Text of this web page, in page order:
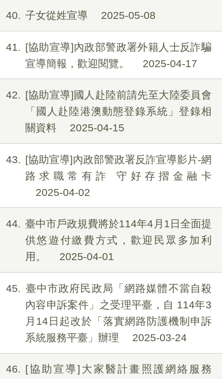
40 子女從姓宣導 2025-05-08
41
[協助宣導]內政部警政署外籍人士反詐騙
宣導簡報，歡迎閱覽。
2025-04-17
42
[協助宣導]國人赴陸前請先至大陸委員會
「國人赴陸港澳動態登錄系統」登錄相
關資料
2025-04-15
43
[協助宣導]內政部警政署反詐宣導影片-網
路求職常有詐 守好存摺金融卡
2025-04-02
44
臺中市戶政規費將於114年4月1日全面提
供悠遊付繳費方式，歡迎民眾多加利
用。
2025-04-01
45
臺中市政府民政局「網路媒體不當自殺
內容申訴案件」之受理平臺，自 114年3
月14日起改於「落實網路防護機制申訴
系統服務平臺」辦理
2025-03-24
46
[協助宣導]大家醫計畫照護網絡服務